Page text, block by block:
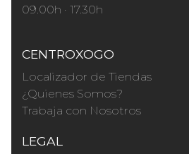
09.00h · 17.30h
CENTROXOGO
Localizador de Tiendas
¿Quienes Somos?
Trabaja con Nosotros
LEGAL